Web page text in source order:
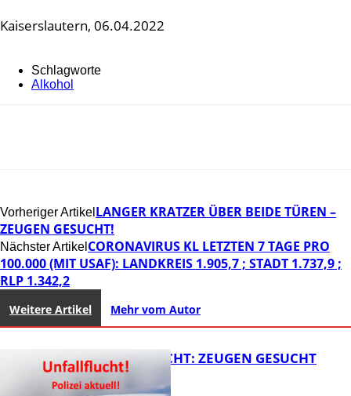
Kaiserslautern, 06.04.2022
Schlagworte
Alkohol
Vorheriger Artikel LANGER KRATZER ÜBER BEIDE TÜREN –
ZEUGEN GESUCHT!
Nächster Artikel CORONAVIRUS KL LETZTEN 7 TAGE PRO
100.000 (MIT USAF): LANDKREIS 1.905,7 ; STADT 1.737,9 ;
RLP 1.342,2
Weitere Artikel Mehr vom Autor
UNFALLFLUCHT: ZEUGEN GESUCHT